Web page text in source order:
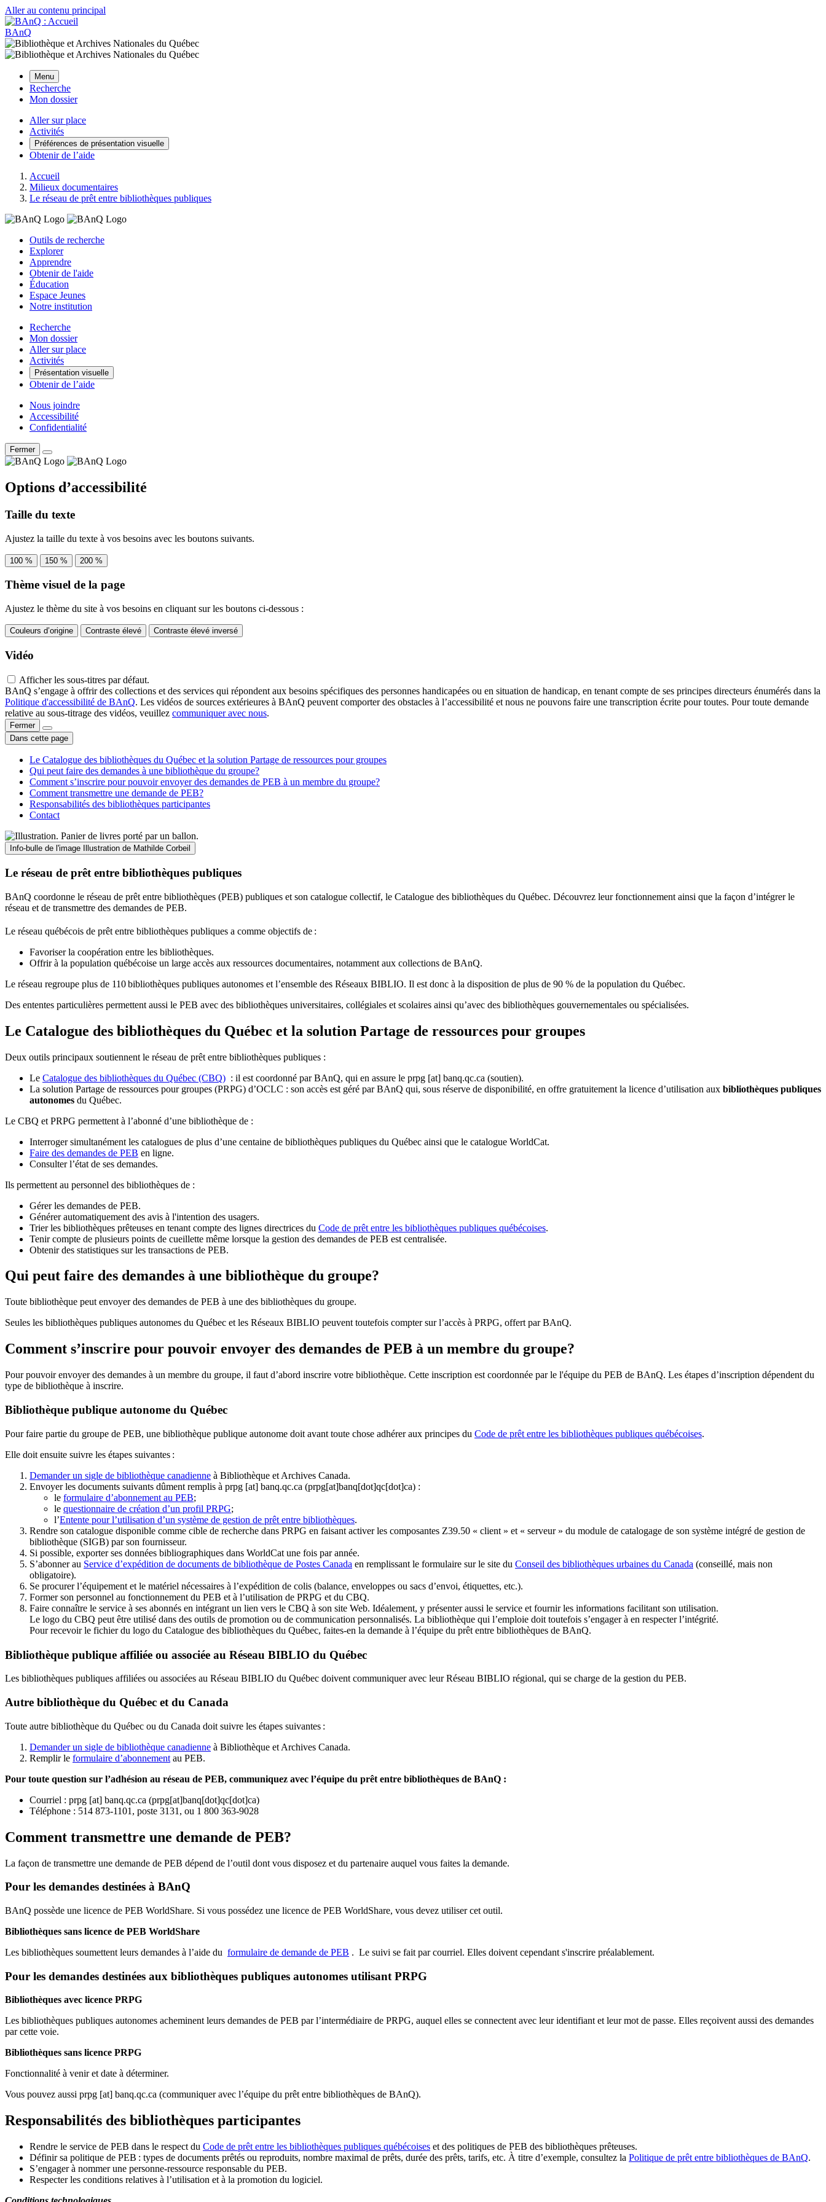
Aller au contenu principal
BAnQ
Menu
Recherche
Mon dossier
Aller sur place
Activités
Préférences de présentation visuelle
Obtenir de l’aide
Accueil
Milieux documentaires
Le réseau de prêt entre bibliothèques publiques
Outils de recherche
Explorer
Apprendre
Obtenir de l'aide
Éducation
Espace Jeunes
Notre institution
Recherche
Mon dossier
Aller sur place
Activités
Présentation visuelle
Obtenir de l’aide
Nous joindre
Accessibilité
Confidentialité
Fermer
Options d’accessibilité
Taille du texte
Ajustez la taille du texte à vos besoins avec les boutons suivants.
100 % 150 % 200 %
Thème visuel de la page
Ajustez le thème du site à vos besoins en cliquant sur les boutons ci-dessous :
Couleurs d’origine Contraste élevé Contraste élevé inversé
Vidéo
Afficher les sous-titres par défaut.
BAnQ s’engage à offrir des collections et des services qui répondent aux besoins spécifiques des personnes handicapées ou en situation de handicap, en tenant compte de ses principes directeurs énumérés dans la
Politique d'accessibilité de BAnQ. Les vidéos de sources extérieures à BAnQ peuvent comporter des obstacles à l’accessibilité et nous ne pouvons faire une transcription écrite pour toutes. Pour toute demande
relative au sous-titrage des vidéos, veuillez communiquer avec nous.
Fermer
Dans cette page
Le Catalogue des bibliothèques du Québec et la solution Partage de ressources pour groupes
Qui peut faire des demandes à une bibliothèque du groupe?
Comment s’inscrire pour pouvoir envoyer des demandes de PEB à un membre du groupe?
Comment transmettre une demande de PEB?
Responsabilités des bibliothèques participantes
Contact
Info-bulle de l'image Illustration de Mathilde Corbeil
Le réseau de prêt entre bibliothèques publiques
BAnQ coordonne le réseau de prêt entre bibliothèques (PEB) publiques et son catalogue collectif, le Catalogue des bibliothèques du Québec. Découvrez leur fonctionnement ainsi que la façon d’intégrer le
réseau et de transmettre des demandes de PEB.
Le réseau québécois de prêt entre bibliothèques publiques a comme objectifs de :
Favoriser la coopération entre les bibliothèques.
Offrir à la population québécoise un large accès aux ressources documentaires, notamment aux collections de BAnQ.
Le réseau regroupe plus de 110bibliothèques publiques autonomes et l’ensemble des Réseaux BIBLIO. Il est donc à la disposition de plus de 90 % de la population du Québec.
Des ententes particulières permettent aussi le PEB avec des bibliothèques universitaires, collégiales et scolaires ainsi qu’avec des bibliothèques gouvernementales ou spécialisées.
Le Catalogue des bibliothèques du Québec et la solution Partage de ressources pour groupes
Deux outils principaux soutiennent le réseau de prêt entre bibliothèques publiques :
Le Catalogue des bibliothèques du Québec (CBQ) : il est coordonné par BAnQ, qui en assure le prpg [at] banq.qc.ca (soutien).
La solution Partage de ressources pour groupes (PRPG) d’OCLC : son accès est géré par BAnQ qui, sous réserve de disponibilité, en offre gratuitement la licence d’utilisation aux bibliothèques publiques
autonomes du Québec.
Le CBQ et PRPG permettent à l’abonné d’une bibliothèque de :
Interroger simultanément les catalogues de plus d’une centaine de bibliothèques publiques du Québec ainsi que le catalogue WorldCat.
Faire des demandes de PEB en ligne.
Consulter l’état de ses demandes.
Ils permettent au personnel des bibliothèques de :
Gérer les demandes de PEB.
Générer automatiquement des avis à l'intention des usagers.
Trier les bibliothèques prêteuses en tenant compte des lignes directrices du Code de prêt entre les bibliothèques publiques québécoises.
Tenir compte de plusieurs points de cueillette même lorsque la gestion des demandes de PEB est centralisée.
Obtenir des statistiques sur les transactions de PEB.
Qui peut faire des demandes à une bibliothèque du groupe?
Toute bibliothèque peut envoyer des demandes de PEB à une des bibliothèques du groupe.
Seules les bibliothèques publiques autonomes du Québec et les Réseaux BIBLIO peuvent toutefois compter sur l’accès à PRPG, offert par BAnQ.
Comment s’inscrire pour pouvoir envoyer des demandes de PEB à un membre du groupe?
Pour pouvoir envoyer des demandes à un membre du groupe, il faut d’abord inscrire votre bibliothèque. Cette inscription est coordonnée par le l'équipe du PEB de BAnQ. Les étapes d’inscription dépendent du
type de bibliothèque à inscrire.
Bibliothèque publique autonome du Québec
Pour faire partie du groupe de PEB, une bibliothèque publique autonome doit avant toute chose adhérer aux principes du Code de prêt entre les bibliothèques publiques québécoises.
Elle doit ensuite suivre les étapes suivantes :
Demander un sigle de bibliothèque canadienne à Bibliothèque et Archives Canada.
Envoyer les documents suivants dûment remplis à prpg [at] banq.qc.ca (prpg[at]banq[dot]qc[dot]ca) :
le formulaire d’abonnement au PEB;
le questionnaire de création d’un profil PRPG;
l’Entente pour l’utilisation d’un système de gestion de prêt entre bibliothèques.
Rendre son catalogue disponible comme cible de recherche dans PRPG en faisant activer les composantes Z39.50 « client » et « serveur » du module de catalogage de son système intégré de gestion de
bibliothèque (SIGB) par son fournisseur.
Si possible, exporter ses données bibliographiques dans WorldCat une fois par année.
S’abonner au Service d’expédition de documents de bibliothèque de Postes Canada en remplissant le formulaire sur le site du Conseil des bibliothèques urbaines du Canada (conseillé, mais non
obligatoire).
Se procurer l’équipement et le matériel nécessaires à l’expédition de colis (balance, enveloppes ou sacs d’envoi, étiquettes, etc.).
Former son personnel au fonctionnement du PEB et à l’utilisation de PRPG et du CBQ.
Faire connaître le service à ses abonnés en intégrant un lien vers le CBQ à son site Web. Idéalement, y présenter aussi le service et fournir les informations facilitant son utilisation.
Le logo du CBQ peut être utilisé dans des outils de promotion ou de communication personnalisés. La bibliothèque qui l’emploie doit toutefois s’engager à en respecter l’intégrité.
Pour recevoir le fichier du logo du Catalogue des bibliothèques du Québec, faites-en la demande à l’équipe du prêt entre bibliothèques de BAnQ.
Bibliothèque publique affiliée ou associée au Réseau BIBLIO du Québec
Les bibliothèques publiques affiliées ou associées au Réseau BIBLIO du Québec doivent communiquer avec leur Réseau BIBLIO régional, qui se charge de la gestion du PEB.
Autre bibliothèque du Québec et du Canada
Toute autre bibliothèque du Québec ou du Canada doit suivre les étapes suivantes :
Demander un sigle de bibliothèque canadienne à Bibliothèque et Archives Canada.
Remplir le formulaire d’abonnement au PEB.
Pour toute question sur l’adhésion au réseau de PEB, communiquez avec l’équipe du prêt entre bibliothèques de BAnQ :
Courriel : prpg [at] banq.qc.ca (prpg[at]banq[dot]qc[dot]ca)
Téléphone : 514 873-1101, poste 3131, ou 1 800 363-9028
Comment transmettre une demande de PEB?
La façon de transmettre une demande de PEB dépend de l’outil dont vous disposez et du partenaire auquel vous faites la demande.
Pour les demandes destinées à BAnQ
BAnQ possède une licence de PEB WorldShare. Si vous possédez une licence de PEB WorldShare, vous devez utiliser cet outil.
Bibliothèques sans licence de PEB WorldShare
Les bibliothèques soumettent leurs demandes à l’aide du formulaire de demande de PEB . Le suivi se fait par courriel. Elles doivent cependant s'inscrire préalablement.
Pour les demandes destinées aux bibliothèques publiques autonomes utilisant PRPG
Bibliothèques avec licence PRPG
Les bibliothèques publiques autonomes acheminent leurs demandes de PEB par l’intermédiaire de PRPG, auquel elles se connectent avec leur identifiant et leur mot de passe. Elles reçoivent aussi des demandes
par cette voie.
Bibliothèques sans licence PRPG
Fonctionnalité à venir et date à déterminer.
Vous pouvez aussi prpg [at] banq.qc.ca (communiquer avec l’équipe du prêt entre bibliothèques de BAnQ).
Responsabilités des bibliothèques participantes
Rendre le service de PEB dans le respect du Code de prêt entre les bibliothèques publiques québécoises et des politiques de PEB des bibliothèques prêteuses.
Définir sa politique de PEB : types de documents prêtés ou reproduits, nombre maximal de prêts, durée des prêts, tarifs, etc. À titre d’exemple, consultez la Politique de prêt entre bibliothèques de BAnQ.
S’engager à nommer une personne-ressource responsable du PEB.
Respecter les conditions relatives à l’utilisation et à la promotion du logiciel.